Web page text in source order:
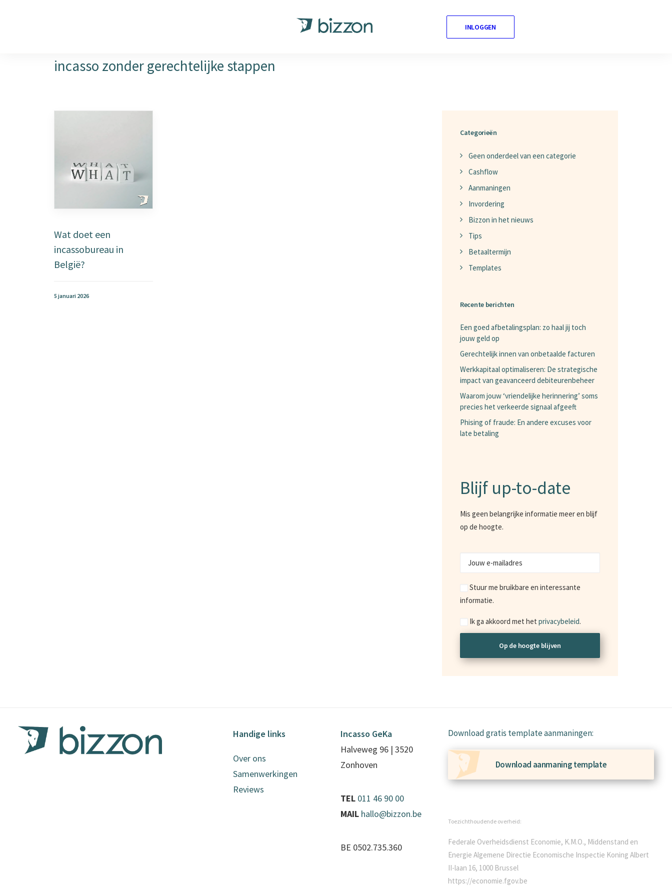
INLOGGEN
incasso zonder gerechtelijke stappen
Wat doet een
incassobureau in
België?
5 januari 2026
Categorieën
Geen onderdeel van een categorie
Cashflow
Aanmaningen
Invordering
Bizzon in het nieuws
Tips
Betaaltermijn
Templates
Recente berichten
Een goed afbetalingsplan: zo haal jij toch
jouw geld op
Gerechtelijk innen van onbetaalde facturen
Werkkapitaal optimaliseren: De strategische
impact van geavanceerd debiteurenbeheer
Waarom jouw ‘vriendelijke herinnering’ soms
precies het verkeerde signaal afgeeft
Phising of fraude: En andere excuses voor
late betaling
Blijf up-to-date
Mis geen belangrijke informatie meer en blijf
op de hoogte.
Jouw
mailadres
Marketing
Stuur me bruikbare en interessante
informatie.
Consent
Ik ga akkoord met het privacybeleid.
Handige links
Over ons
Samenwerkingen
Reviews
Incasso GeKa
Halveweg 96 | 3520
Zonhoven
TEL 011 46 90 00
MAIL hallo@bizzon.be
BE 0502.735.360
Download gratis template aanmaningen:
Download aanmaning template
Toezichthoudende overheid:
Federale Overheidsdienst Economie, K.M.O., Middenstand en
Energie Algemene Directie Economische Inspectie Koning Albert
II-laan 16, 1000 Brussel
https://economie.fgov.be